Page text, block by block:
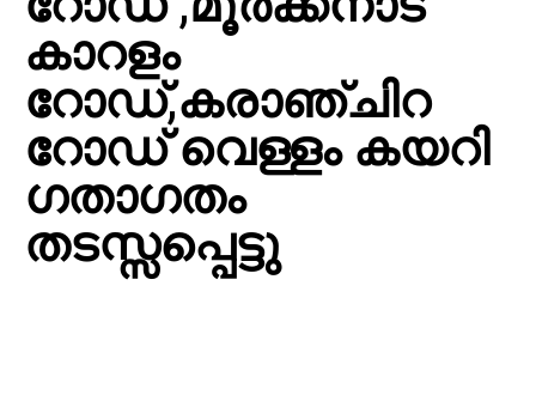
കാറളം
റോഡ്,കരാഞ്ചിറ
റോഡ് വെള്ളം കയറി
ഗതാഗതം
തടസ്സപ്പെട്ടു